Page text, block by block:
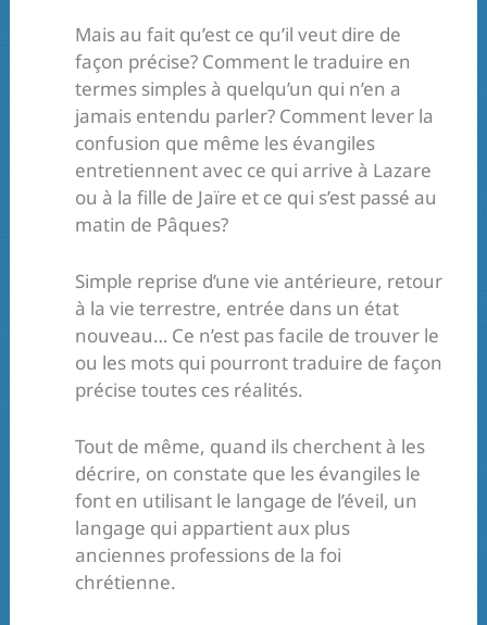
Mais au fait qu’est ce qu’il veut dire de
façon précise? Comment le traduire en
termes simples à quelqu’un qui n’en a
jamais entendu parler? Comment lever la
confusion que même les évangiles
entretiennent avec ce qui arrive à Lazare
ou à la fille de Jaïre et ce qui s’est passé au
matin de Pâques?
Simple reprise d’une vie antérieure, retour
à la vie terrestre, entrée dans un état
nouveau… Ce n’est pas facile de trouver le
ou les mots qui pourront traduire de façon
précise toutes ces réalités.
Tout de même, quand ils cherchent à les
décrire, on constate que les évangiles le
font en utilisant le langage de l’éveil, un
langage qui appartient aux plus
anciennes professions de la foi
chrétienne.